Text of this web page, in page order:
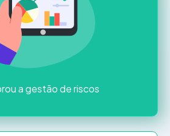
a gestão de riscos